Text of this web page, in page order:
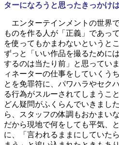
ターになろうと思ったきっかけ
エンターテインメントの世界
ものを作る人が「正義」であっ
を使ってもかまわないというと
ずっと「いい作品を撮るために
するのは当たり前」と思ってい
ィネーターの仕事をしていくう
とを免罪符に、パワハラやセク
る行為がスルーされてしまうこ
どん疑問がふくらんでいきまし
ら、スタッフの体調もおかまい
だから現地で何をしても平気、
に、「言われるままにしていた